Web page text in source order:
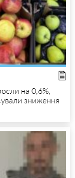
на 0,6%,
зниження